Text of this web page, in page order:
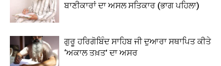
ਬਾਣੀਕਾਰਾਂ ਦਾ ਅਸਲ ਸਤਿਕਾਰ (ਭਾਗ ਪਹਿਲਾ)
ਗੁਰੂ ਹਰਿਗੋਬਿੰਦ ਸਾਹਿਬ ਜੀ ਦੁਆਰਾ ਸਥਾਪਿਤ ਕੀਤੇ
‘ਅਕਾਲ ਤਖ਼ਤ’ ਦਾ ਅਸਰ